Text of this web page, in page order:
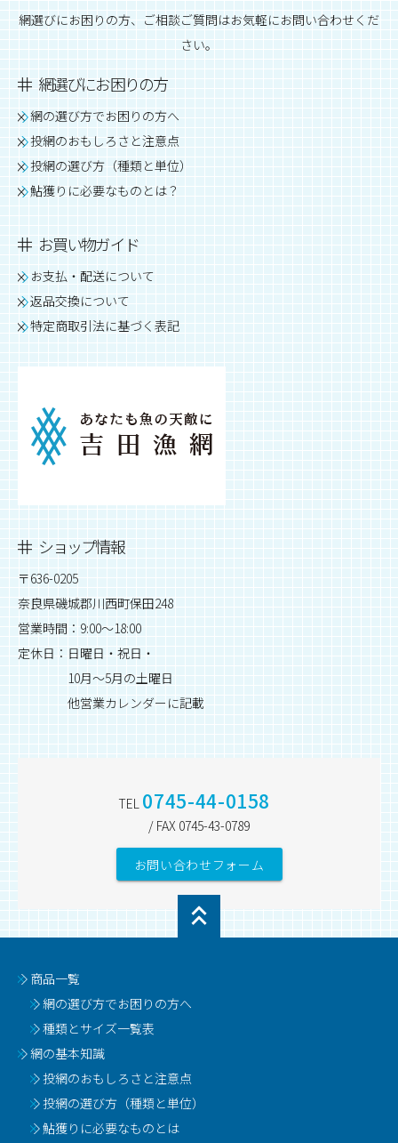
網選びにお困りの方、ご相談ご質問はお気軽にお問い合わせくだ
さい。
網選びにお困りの方
網の選び方でお困りの方へ
投網のおもしろさと注意点
投網の選び方（種類と単位）
鮎獲りに必要なものとは？
お買い物ガイド
お支払・配送について
返品交換について
特定商取引法に基づく表記
ショップ情報
〒636-0205
奈良県磯城郡川西町保田248
営業時間：9:00～18:00
定休日：日曜日・祝日・
10月～5月の土曜日
他営業カレンダーに記載
TEL 0745-44-0158
/ FAX 0745-43-0789
お問い合わせフォーム
商品一覧
網の選び方でお困りの方へ
種類とサイズ一覧表
網の基本知識
投網のおもしろさと注意点
投網の選び方（種類と単位）
鮎獲りに必要なものとは